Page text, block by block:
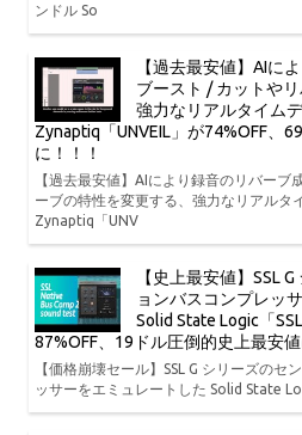
ンドル So
【過去最安値】AIに
ブースト / カットや
強力なリアルタイム
Zynaptiq「UNVEIL」が74%OFF、
に！！！
【過去最安値】AIにより録音のリバー
ーブの特性を変更する、強力なリアルタ
Zynaptiq「UNV
【史上最安値】SSL
ョンバスコンプレッ
Solid State Logic「
87%OFF、19ドル圧倒的史上最安値
【価格崩壊セール】SSL G シリーズのセ
ッサーをエミュレートした Solid State